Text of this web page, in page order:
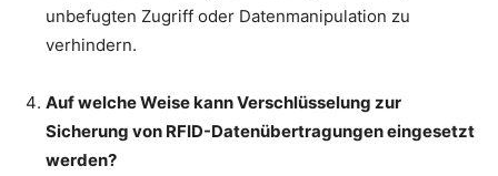
unbefugten Zugriff oder Datenmanipulation zu
verhindern.
Auf welche Weise kann Verschlüsselung zur
Sicherung von RFID-Datenübertragungen eingesetzt
werden?